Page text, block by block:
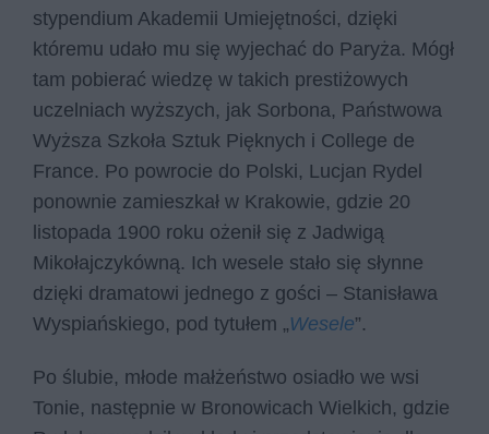
stypendium Akademii Umiejętności, dzięki
któremu udało mu się wyjechać do Paryża. Mógł
tam pobierać wiedzę w takich prestiżowych
uczelniach wyższych, jak Sorbona, Państwowa
Wyższa Szkoła Sztuk Pięknych i College de
France. Po powrocie do Polski, Lucjan Rydel
ponownie zamieszkał w Krakowie, gdzie 20
listopada 1900 roku ożenił się z Jadwigą
Mikołajczykówną. Ich wesele stało się słynne
dzięki dramatowi jednego z gości – Stanisława
Wyspiańskiego, pod tytułem „Wesele”.
Po ślubie, młode małżeństwo osiadło we wsi
Tonie, następnie w Bronowicach Wielkich, gdzie